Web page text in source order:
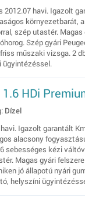
2012.07 havi. Igazolt
környezetbarát,
szép utastér.
Szép gyári
műszaki vizsga. 2
ügyintézéssel.
HDi
Dízel
Igazolt garantált
alacsony
sebességes kézi
Magas gyári
jó állapotú nyári
helyszíni